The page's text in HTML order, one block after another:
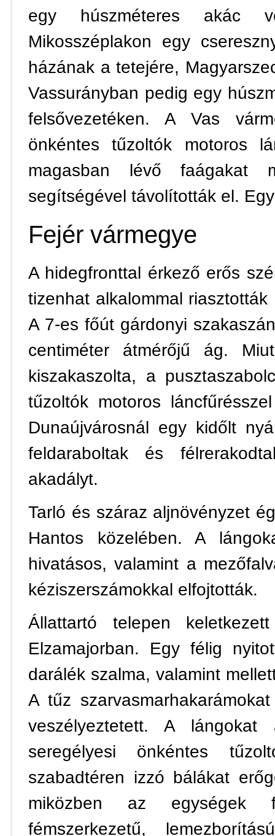
egy húszméteres akác
Mikosszéplakon egy
házának a tetejére,
Vassurányban pedig egy
felsővezetéken. A Vas
önkéntes tűzoltók motoros
magasban lévő faágakat
segítségével távolították el.
Fejér vármegye
A hidegfronttal érkező erős
tizenhat alkalommal
A 7-es főút gárdonyi
centiméter átmérőjű ág.
kiszakaszolta, a
tűzoltók motoros
Dunaújvárosnál egy kidőlt
feldaraboltak és
akadályt.
Tarló és száraz aljnövényzet
Hantos közelében. A
hivatásos, valamint a
kéziszerszámokkal elfojtották.
Állattartó telepen
Elzamajorban. Egy félig
darálék szalma, valamint
A tűz
veszélyeztetett. A
seregélyesi önkéntes
szabadtéren izzó bálákat
miközben az egységek
fémszerkezetű,